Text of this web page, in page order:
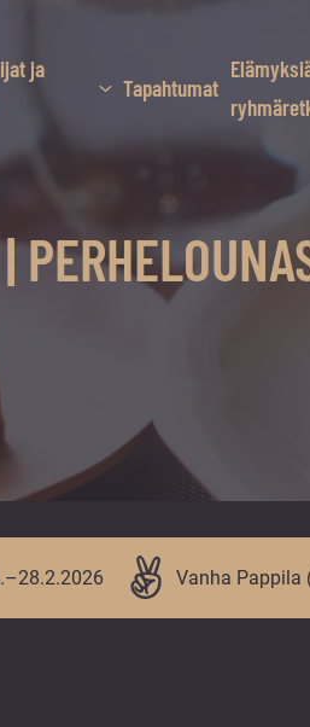
ja
Tapahtumat
Vanha Pappila